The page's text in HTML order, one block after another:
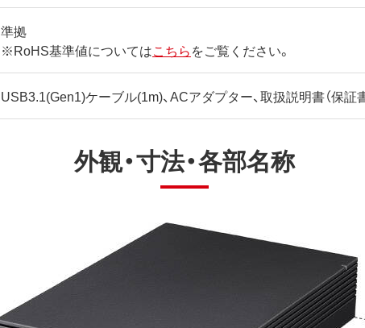
準拠
※RoHS基準値についてはこちらをご覧ください。
USB3.1(Gen1)ケーブル(1m)、ACアダプター、取扱説明書（保証
外観・寸法・各部名称